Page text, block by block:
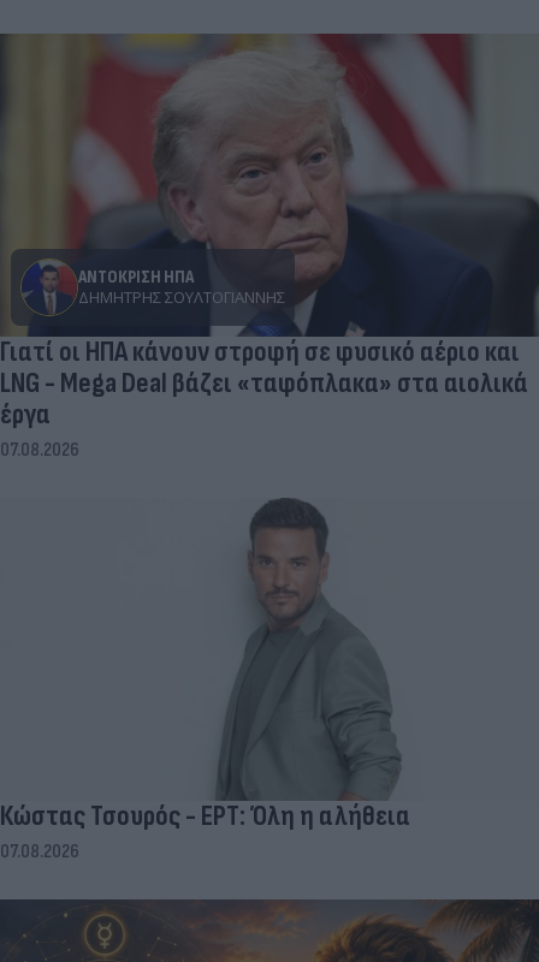
ΑΝΤΟΚΡΙΣΗ ΗΠΑ
ΔΗΜΉΤΡΗΣ ΣΟΥΛΤΟΓΙΆΝΝΗΣ
Γιατί οι ΗΠΑ κάνουν στροφή σε φυσικό αέριο και
LNG - Mega Deal βάζει «ταφόπλακα» στα αιολικά
έργα
07.08.2026
Κώστας Τσουρός - ΕΡΤ: Όλη η αλήθεια
07.08.2026